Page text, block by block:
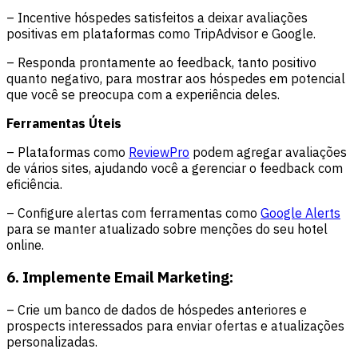
– Incentive hóspedes satisfeitos a deixar avaliações
positivas em plataformas como TripAdvisor e Google.
– Responda prontamente ao feedback, tanto positivo
quanto negativo, para mostrar aos hóspedes em potencial
que você se preocupa com a experiência deles.
Ferramentas Úteis
– Plataformas como ReviewPro podem agregar avaliações
de vários sites, ajudando você a gerenciar o feedback com
eficiência.
– Configure alertas com ferramentas como Google Alerts
para se manter atualizado sobre menções do seu hotel
online.
6. Implemente Email Marketing:
– Crie um banco de dados de hóspedes anteriores e
prospects interessados para enviar ofertas e atualizações
personalizadas.